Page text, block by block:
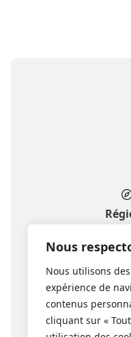
Nous
Nous utilisons
expérience de
contenus
cliquant sur «Jura